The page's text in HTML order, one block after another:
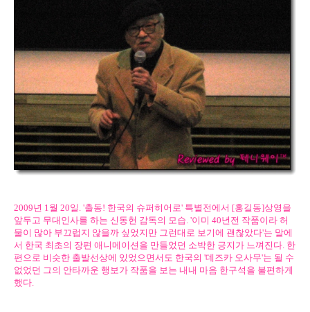
2009년 1월 20일. '출동! 한국의 슈퍼히어로' 특별전에서 [홍길동]상영을
앞두고 무대인사를 하는 신동헌 감독의 모습. '이미 40년전 작품이라 허
물이 많아 부끄럽지 않을까 싶었지만 그런대로 보기에 괜찮았다'는 말에
서 한국 최초의 장편 애니메이션을 만들었던 소박한 긍지가 느껴진다. 한
편으로 비슷한 출발선상에 있었으면서도 한국의 '데즈카 오사무'는 될 수
없었던 그의 안타까운 행보가 작품을 보는 내내 마음 한구석을 불편하게
했다.